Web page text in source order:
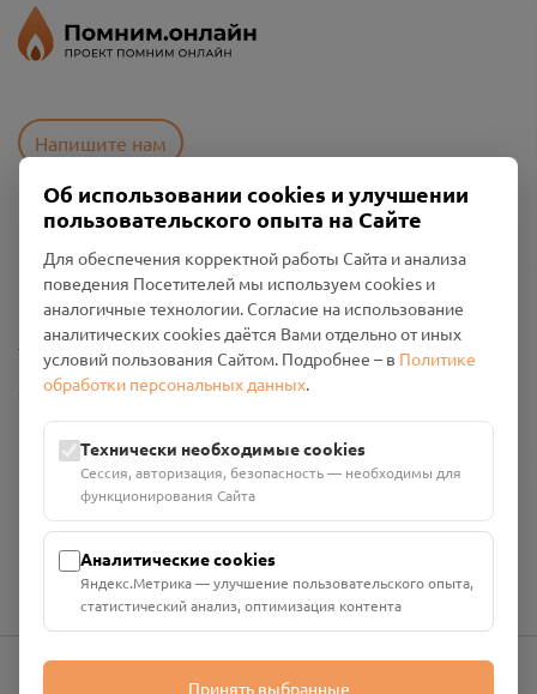
Напишите нам
Политика конфиденциальности
Промо-материалы
Настройки cookies
Общество с ограниченной ответственностью «Смоленский
Проект Помним»
ИНН: 6700029207 ОГРН: 1256700001986
Юридический адрес: 216790, Смоленская область, р-н
Руднянский, г. Рудня, улица Западная, д. 26А, пом. 18
Номер счёта: 40702810901130004287 в АО "АЛЬФА-БАНК"
Об использовании cookies и улучшении
пользовательского опыта на Сайте
Для обеспечения корректной работы Сайта и анализа
поведения Посетителей мы используем cookies и
аналогичные технологии. Согласие на использование
аналитических cookies даётся Вами отдельно от иных
условий пользования Сайтом. Подробнее – в Политике
обработки персональных данных.
Технически необходимые cookies
Сессия, авторизация, безопасность — необходимы для
функционирования Сайта
Аналитические cookies
Яндекс.Метрика — улучшение пользовательского опыта,
статистический анализ, оптимизация контента
Принять выбранные